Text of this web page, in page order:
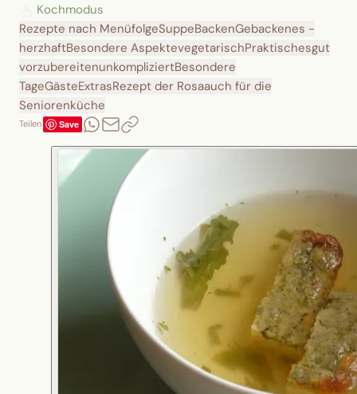
Kochmodus
Rezepte nach MenüfolgeSuppeBackenGebackenes -
herzhaftBesondere AspektevegetarischPraktischesgut
vorzubereitenunkompliziertBesondere
TageGästeExtrasRezept der Rosaauch für die
Seniorenküche
Teilen Save